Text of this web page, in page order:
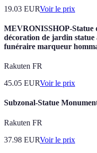
19.03 EURVoir le prix
MEVRONISSHOP-Statue
décoration de jardin statue
funéraire marqueur
Rakuten FR
45.05 EURVoir le prix
Subzonal-Statue
Rakuten FR
37.98 EURVoir le prix